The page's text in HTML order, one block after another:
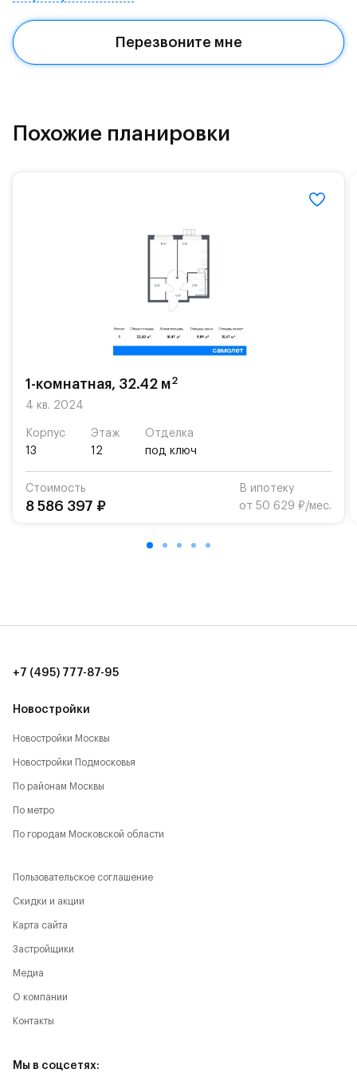
архитектурные детали - создают современный
облик проекта.
Группа "Самолет" помогает своим клиентам
Каждый покупатель квартиры от группы "Самолет"
автоматически получает доступ к программе
спецпредложения от известных брендов.#yan19-
Перезвоните мне
Похожие планировки
1-комнатная, 32.42 м2
4 кв. 2024
Корпус
13
Этаж
12
Отделка
под ключ
Стоимость
8 586 397 ₽
В ипотеку
от 50 629 ₽/мес.
Новостройки
Новостройки Москвы
Новостройки Подмосковья
По районам Москвы
По метро
По городам Московской области
+7 (495) 777-87-95
Пользовательское соглашение
Скидки и акции
Карта сайта
Застройщики
Медиа
О компании
Контакты
Мы в соцсетях: